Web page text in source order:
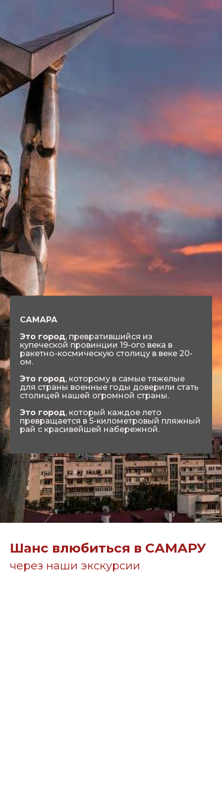
САМАРА
Это город, превратившийся из
купеческой провинции 19-ого века в
ракетно-космическую столицу в веке 20-
ом.
Это город, которому в самые тяжелые
для страны военные годы доверили стать
столицей нашей огромной страны.
Это город, который каждое лето
превращается в 5-километровый пляжный
рай с красивейшей набережной.
Шанс влюбиться в САМАРУ
через наши экскурсии